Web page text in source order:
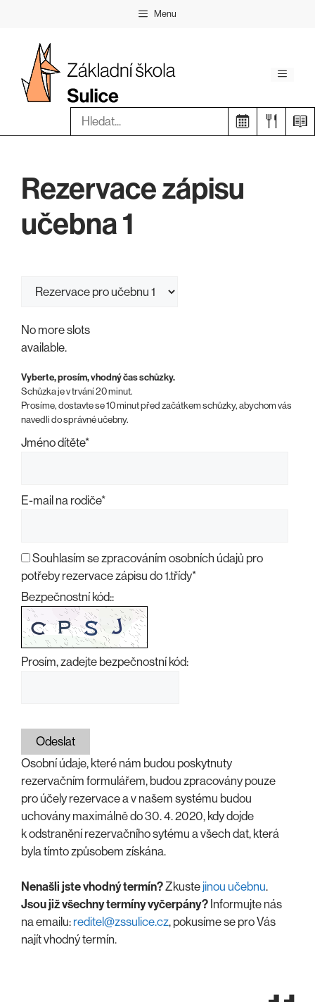
Menu
Menu
Hledat:
Rezervace zápisu
učebna 1
No more slots
available.
Vyberte, prosím, vhodný čas schůzky.
Schůzka je v trvání 20 minut.
Prosíme, dostavte se 10 minut před začátkem schůzky, abychom vás
navedli do správné učebny.
Jméno dítěte*
E-mail na rodiče*
Souhlasím se zpracováním osobních údajů pro
potřeby rezervace zápisu do 1.třídy*
Bezpečnostní kód::
Prosím, zadejte bezpečnostní kód:
Odeslat
Osobní údaje, které nám budou poskytnuty
rezervačním formulářem, budou zpracovány pouze
pro účely rezervace a v našem systému budou
uchovány maximálně do 30. 4. 2020, kdy dojde
k odstranění rezervačního sytému a všech dat, která
byla tímto způsobem získána.
Nenašli jste vhodný termín?Zkuste jinou učebnu.
Jsou již všechny termíny vyčerpány? Informujte nás
na emailu: reditel@zssulice.cz, pokusíme se pro Vás
najít vhodný termín.